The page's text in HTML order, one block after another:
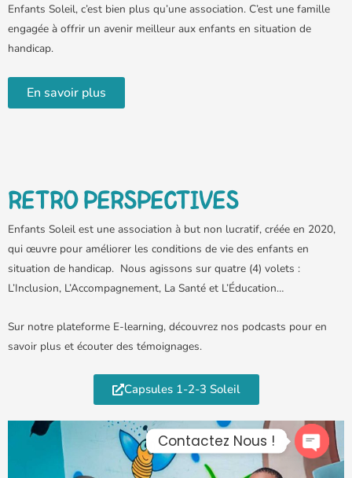
Enfants Soleil, c’est bien plus qu’une association. C’est une famille
engagée à offrir un avenir meilleur aux enfants en situation de
handicap.
En savoir plus
RETRO PERSPECTIVES
Enfants Soleil est une association à but non lucratif, créée en 2020,
qui œuvre pour améliorer les conditions de vie des enfants en
situation de handicap. Nous agissons sur quatre (4) volets :
L’Inclusion, L’Accompagnement, La Santé et L’Éducation…
Sur notre plateforme E-learning, découvrez nos podcasts pour en
savoir plus et écouter des témoignages.
Capsules 1-2-3 Soleil
Contactez Nous !
Open